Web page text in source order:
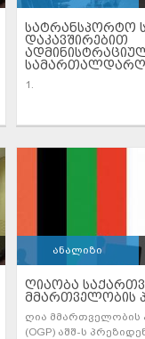
ᲡᲐᲢᲠᲐᲜᲡᲞᲝᲠᲢᲝ
ᲓᲐᲙᲐᲕᲨᲘᲠᲔᲑᲘᲗ
1.
ანალიზი
ᲦᲘᲐᲝᲑᲐ
ᲛᲛᲐᲠᲗᲕᲔᲚᲝᲑᲘᲡ
ღია მმართველობის
(OGP) აშშ-ს